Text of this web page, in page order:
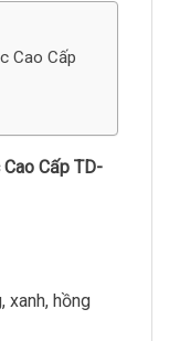
Cao Cấp
Cấp TD-
xanh, hồng